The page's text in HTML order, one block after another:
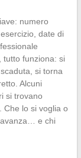
numero
date di
tutto funziona: si
si torna
Alcuni
si trovano
Che lo si voglia o
avanza… e chi